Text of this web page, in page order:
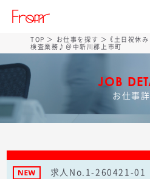
TOP ＞ お仕事を探す ＞ 《土日祝休
検査業務♪＠中新川郡上市町
JOB
お仕事
求人No.1-260421-01